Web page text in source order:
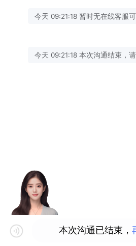
今天 09:21:18 暂时无在线客服
今天 09:21:18 本次沟通结束，
本次沟通已结束，